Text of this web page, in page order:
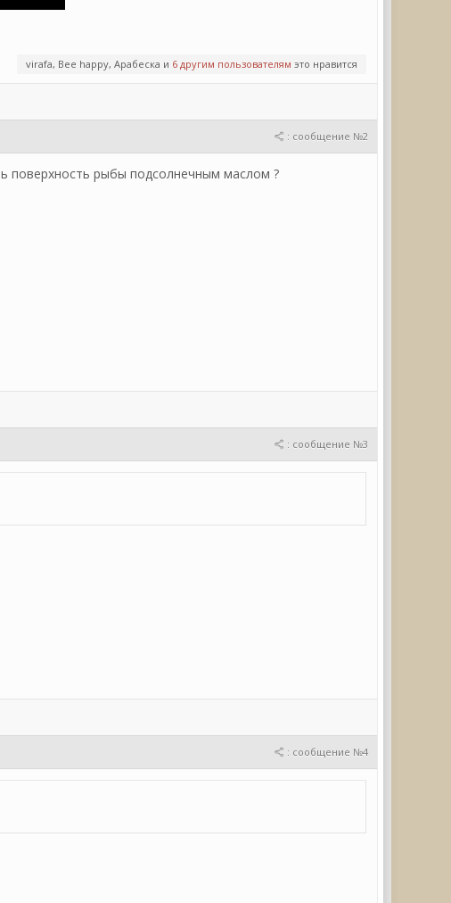
virafa, Bee happy, Арабеска и 6 другим пользователям это нравится
: сообщение №2
поверхность рыбы подсолнечным маслом ?
: сообщение №3
: сообщение №4